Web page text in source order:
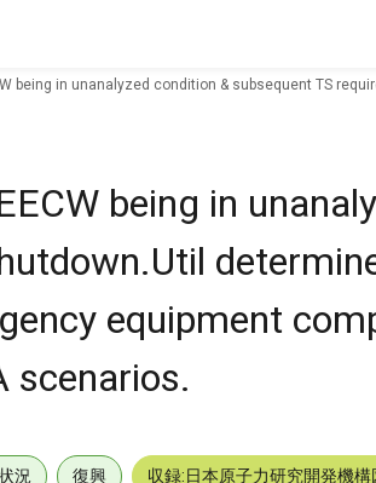
being in unanalyzed condition & subsequent TS
being in
equipment
scenarios.
況 復興 収録:日本原子力研究開発機